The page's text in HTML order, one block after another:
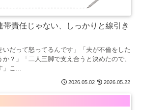
帯責任じゃない、しっかりと線引き
いだって怒ってるんです」「夫が不倫をした
？」「二人三脚で支え合うと決めたので、
」こ...
2026.05.02 2026.05.22